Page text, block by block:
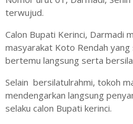
terwujud.
Calon Bupati Kerinci, Darmadi
masyarakat Koto Rendah yang
bertemu langsung serta
Selain bersilatulrahmi, tokoh
mendengarkan langsung
selaku calon Bupati kerinci.